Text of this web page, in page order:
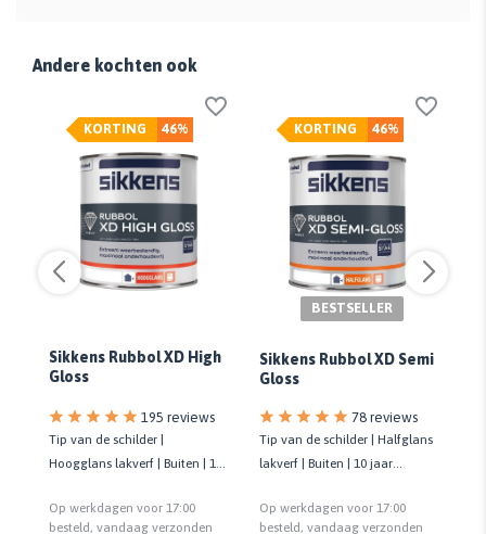
Andere kochten ook
46%
KORTING
Sikkens Rubbol XD High
Gloss
195 reviews
Tip van de schilder |
Hoogglans lakverf | Buiten | 10
Op werkdagen voor 17:00
besteld, vandaag verzonden
46%
KORTING
BESTSELLER
Sikkens Rubbol XD Semi
Gloss
78 reviews
Tip van de schilder | Halfglans
lakverf | Buiten | 10 jaar
Op werkdagen voor 17:00
besteld, vandaag verzonden